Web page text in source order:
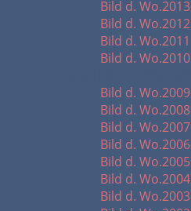
Bild d. Wo.2013
Bild d. Wo.2012
Bild d. Wo.2011
Bild d. Wo.2010
Bild d. Wo.2009
Bild d. Wo.2008
Bild d. Wo.2007
Bild d. Wo.2006
Bild d. Wo.2005
Bild d. Wo.2004
Bild d. Wo.2003